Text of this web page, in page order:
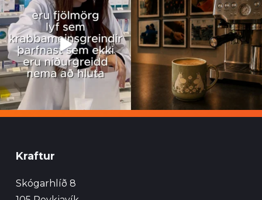
Kraftur
Skógarhlíð 8